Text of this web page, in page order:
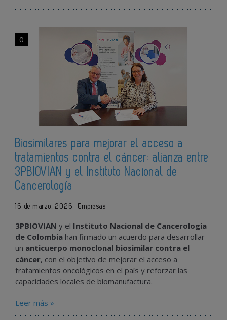
0
Biosimilares para mejorar el acceso a
tratamientos contra el cáncer: alianza entre
3PBIOVIAN y el Instituto Nacional de
Cancerología
16 de marzo, 2026 Empresas
3PBIOVIAN y el Instituto Nacional de Cancerología
de Colombia han firmado un acuerdo para desarrollar
un anticuerpo monoclonal biosimilar contra el
cáncer, con el objetivo de mejorar el acceso a
tratamientos oncológicos en el país y reforzar las
capacidades locales de biomanufactura.
Leer más »